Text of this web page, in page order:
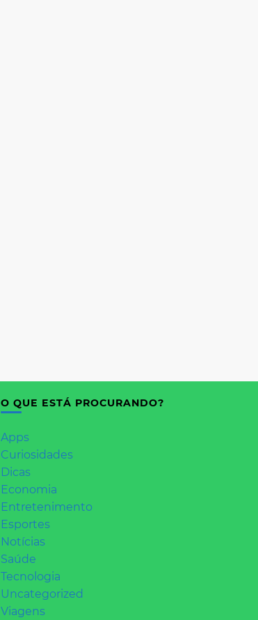
O QUE ESTÁ PROCURANDO?
Apps
Curiosidades
Dicas
Economia
Entretenimento
Esportes
Notícias
Saúde
Tecnologia
Uncategorized
Viagens